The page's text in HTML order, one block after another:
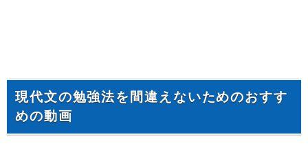
現代文の勉強法を間違えないためのおすす
めの動画